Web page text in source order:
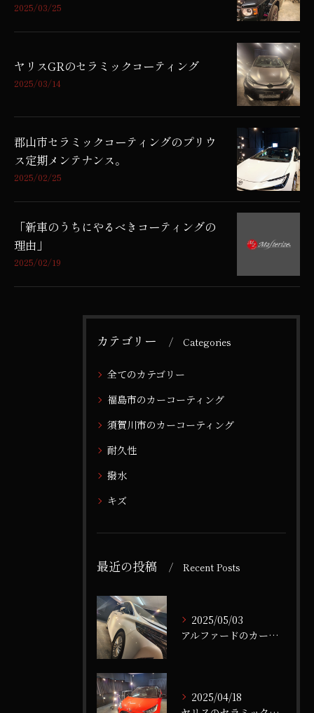
2025/03/25
ヤリスGRのセラミックコーティング
2025/03/14
郡山市セラミックコーティングのプリウ
ス定期メンテナンス。
2025/02/25
「新車のうちにやるべきコーティングの
理由」
2025/02/19
カテゴリー Categories
全てのカテゴリー
福島市のカーコーティング
須賀川市のカーコーティング
耐久性
撥水
キズ
最近の投稿 Recent Posts
2025/05/03
アルファードのカーコーティング
2025/04/18